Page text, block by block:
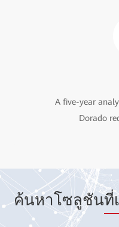
A five-year
Dorado
ค้นหาโซลูชันที่